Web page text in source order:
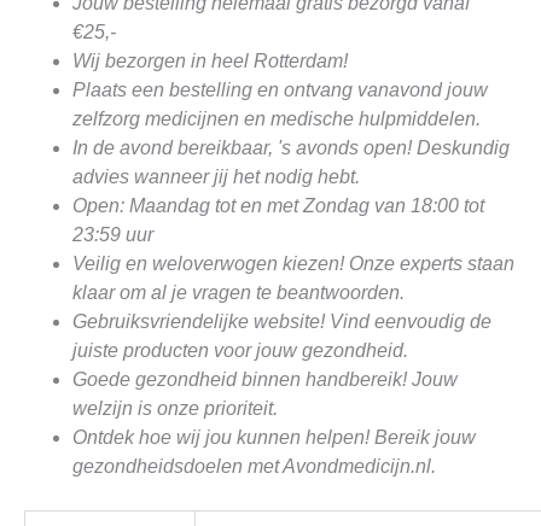
€25,-
Wij bezorgen in heel Rotterdam!
Plaats een bestelling en ontvang vanavond jouw
zelfzorg medicijnen en medische hulpmiddelen.
In de avond bereikbaar, 's avonds open! Deskundig
advies wanneer jij het nodig hebt.
Open: Maandag tot en met Zondag van 18:00 tot
23:59 uur
Veilig en weloverwogen kiezen! Onze experts staan
klaar om al je vragen te beantwoorden.
Gebruiksvriendelijke website! Vind eenvoudig de
juiste producten voor jouw gezondheid.
Goede gezondheid binnen handbereik! Jouw
welzijn is onze prioriteit.
Ontdek hoe wij jou kunnen helpen! Bereik jouw
gezondheidsdoelen met Avondmedicijn.nl.